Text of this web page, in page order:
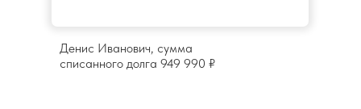
Денис Иванович, сумма
списанного долга 949 990 ₽